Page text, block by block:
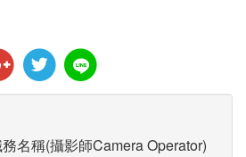
名稱(攝影師Camera Operator)